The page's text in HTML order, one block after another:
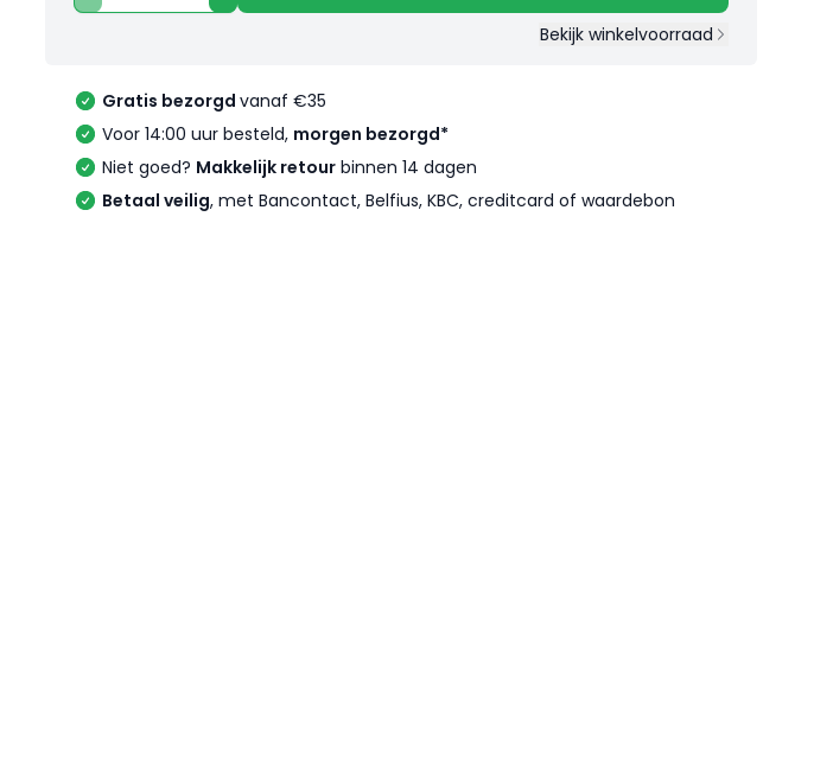
Bekijk winkelvoorraad
Gratis bezorgd vanaf €35
Voor 14:00 uur besteld, morgen bezorgd*
Niet goed? Makkelijk retour binnen 14 dagen
Betaal veilig, met Bancontact, Belfius, KBC, creditcard of waardebon